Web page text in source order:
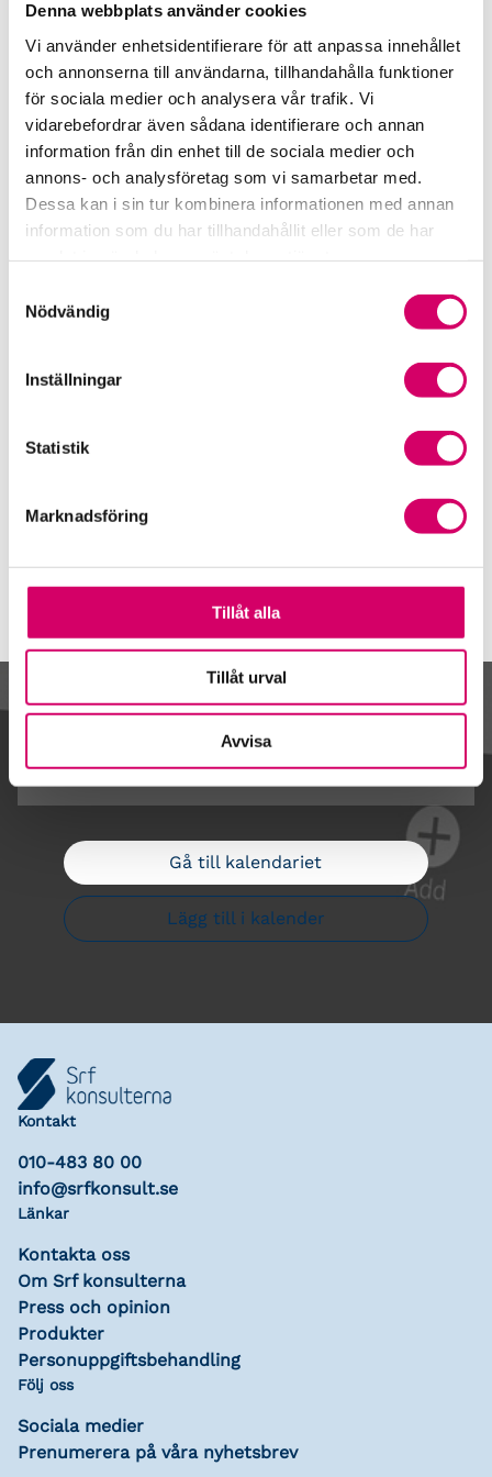
Denna webbplats använder cookies
Vi använder enhetsidentifierare för att anpassa innehållet
och annonserna till användarna, tillhandahålla funktioner
för sociala medier och analysera vår trafik. Vi
vidarebefordrar även sådana identifierare och annan
information från din enhet till de sociala medier och
annons- och analysföretag som vi samarbetar med.
Dessa kan i sin tur kombinera informationen med annan
information som du har tillhandahållit eller som de har
Nödvändig
Inställningar
Statistik
Marknadsföring
Tillåt alla
Tillåt urval
Avvisa
Ystad
Cecilia Wickman
Auktoriserad Redovisningskonsult
Skicka e-post
0411-21 12 32
Ystad
Jenny Tuvesson
Auktoriserad Redovisningskonsult
Ystad
Auktoriserad Redovisningskonsult
Ystad
faktor.se
Kalendarium
Gå till kalendariet
Lägg till i kalender
Kontakt
010-483 80 00
info@srfkonsult.se
Länkar
Kontakta oss
Om Srf konsulterna
Press och opinion
Produkter
Personuppgiftsbehandling
Följ oss
Sociala medier
Prenumerera på våra nyhetsbrev